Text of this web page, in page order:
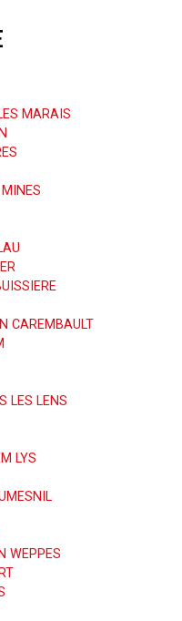
MARAIS
CAREMBAULT
LES LENS
LYS
WEPPES